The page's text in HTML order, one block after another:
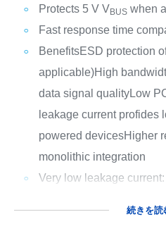
Protects 5 V VBUS when
Fast response time
BenefitsESD protection
applicable)High
data signal qualityLow
leakage current profides
powered devicesHigher
monolithic integration
Very low leakage
続きを読